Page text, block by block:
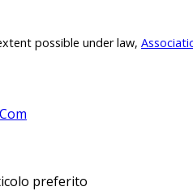
possible under law,
preferito